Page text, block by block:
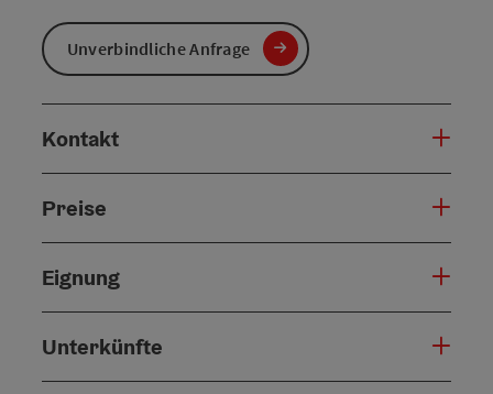
Unverbindliche Anfrage
Kontakt
Preise
Eignung
Unterkünfte